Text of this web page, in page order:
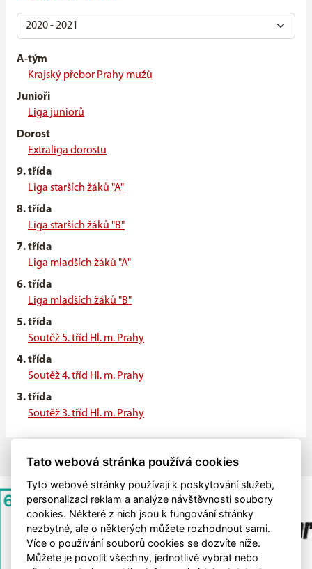
A-tým
Krajský přebor Prahy mužů
Junioři
Liga juniorů
Dorost
Extraliga dorostu
9. třída
Liga starších žáků "A"
8. třída
Liga starších žáků "B"
7. třída
Liga mladších žáků "A"
6. třída
Liga mladších žáků "B"
5. třída
Soutěž 5. tříd Hl. m. Prahy
4. třída
Soutěž 4. tříd Hl. m. Prahy
3. třída
Soutěž 3. tříd Hl. m. Prahy
Tato webová stránka používá cookies
Tyto webové stránky používají k poskytování služeb,
personalizaci reklam a analýze návštěvnosti soubory
cookies. Některé z nich jsou k fungování stránky
nezbytné, ale o některých můžete rozhodnout sami.
Více o používání souborů cookies se dozvíte níže.
Můžete je povolit všechny, jednotlivě vybrat nebo